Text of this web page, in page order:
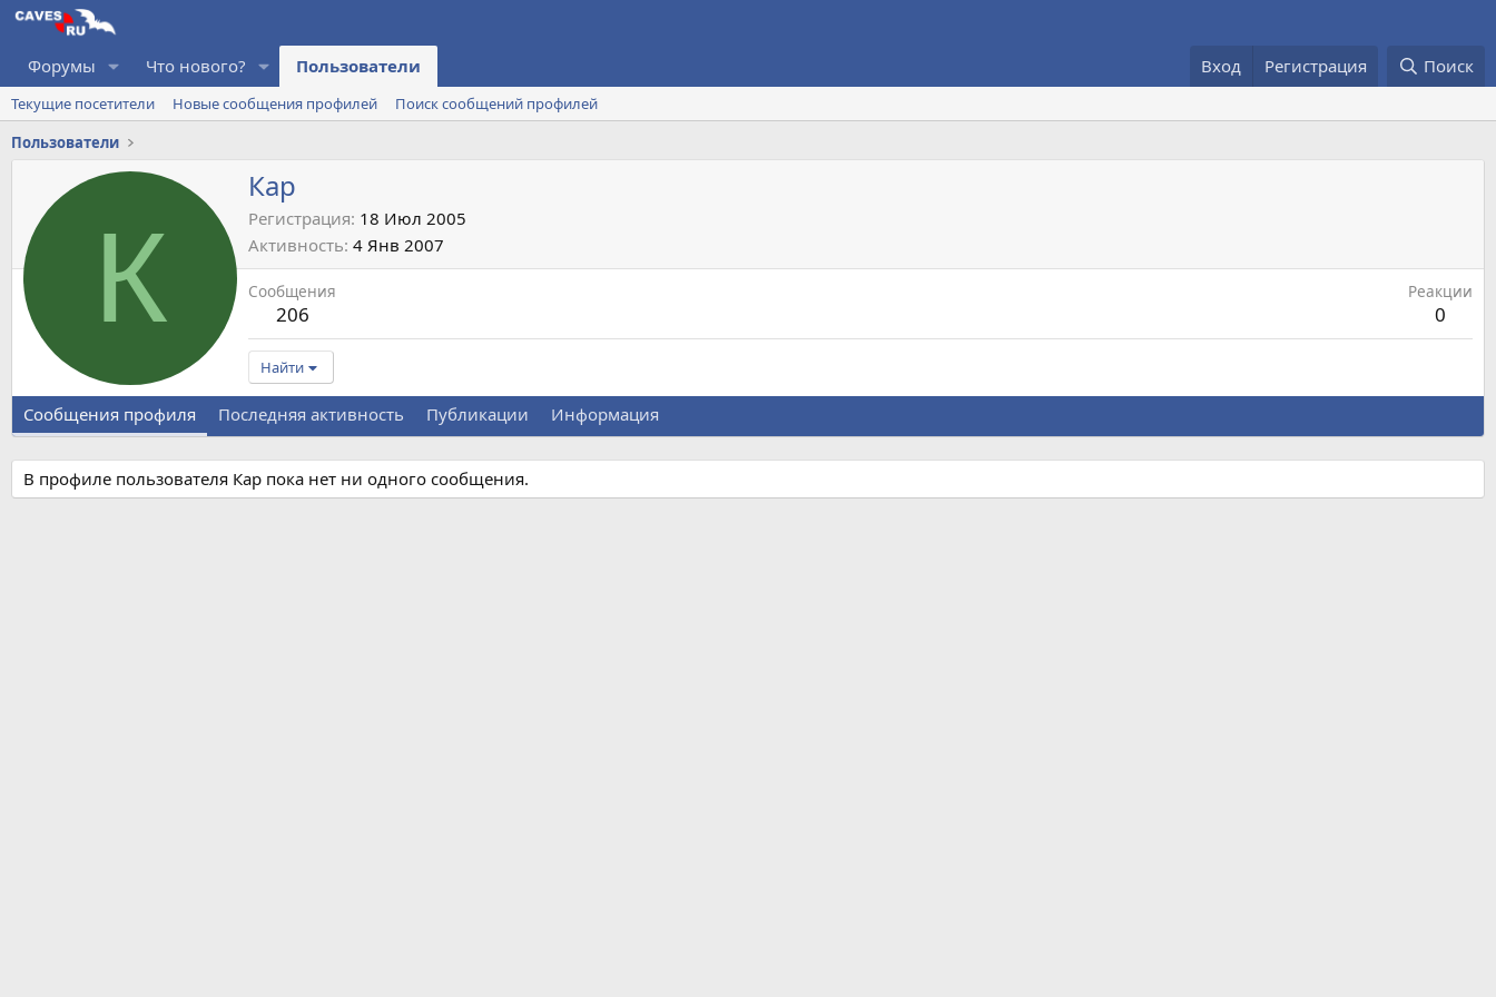
Форумы Что нового? Пользователи Вход Регистрация Поиск
Текущие посетители Новые сообщения профилей
Поиск сообщений профилей
Пользователи
К
Кар
Регистрация 18 Июл 2005
Активность 4 Янв 2007
Сообщения
206
Реакции
0
Найти
Сообщения профиля Последняя активность Публикации Информация
В профиле пользователя Кар пока нет ни одного сообщения.